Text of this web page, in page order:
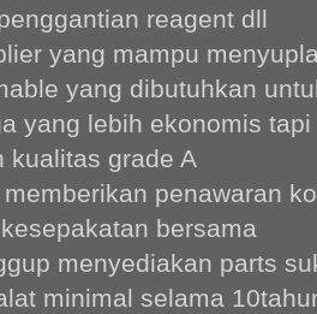
reagent dll
yang mampu
yang dibutuhkan
yang lebih ekonomis
kualitas grade A
penawaran
bersama
menyediakan parts
minimal selama